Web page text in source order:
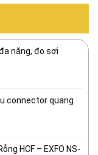
năng, đo sợi
connector quang
HCF – EXFO NS-